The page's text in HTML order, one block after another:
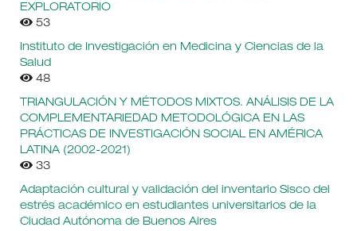
EXPLORATORIO
53
Instituto de Investigación en Medicina y Ciencias de la
Salud
48
TRIANGULACIÓN Y MÉTODOS MIXTOS. ANÁLISIS DE LA
COMPLEMENTARIEDAD METODOLÓGICA EN LAS
PRÁCTICAS DE INVESTIGACIÓN SOCIAL EN AMÉRICA
LATINA (2002-2021)
33
Adaptación cultural y validación del inventario Sisco del
estrés académico en estudiantes universitarios de la
Ciudad Autónoma de Buenos Aires